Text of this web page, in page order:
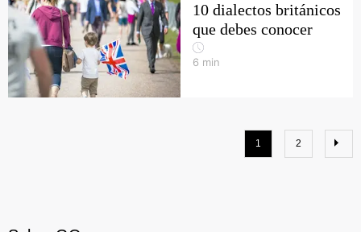
10 dialectos británicos
que debes conocer
6 min
1 2